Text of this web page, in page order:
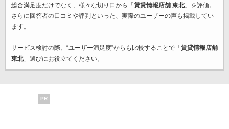
総合満足度だけでなく、様々な切り口から「 賃貸情報店舗 東北」を評価。
さらに回答者の口コミや評判といった、実際のユーザーの声も掲載してい
ます。
サービス検討の際、“ユーザー満足度”からも比較することで「 賃貸情報店舗
東北」選びにお役立てください。
PR